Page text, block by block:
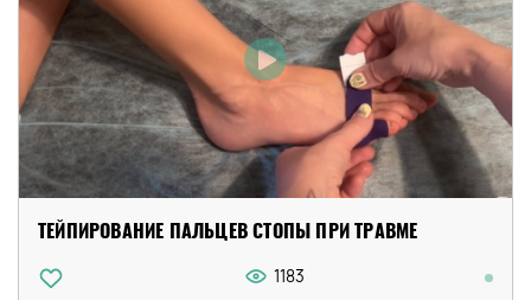
ТЕЙПИРОВАНИЕ ПАЛЬЦЕВ СТОПЫ ПРИ ТРАВМЕ
1183